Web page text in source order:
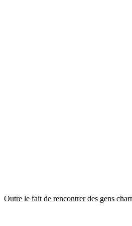
Outre le fait de rencontrer des gens